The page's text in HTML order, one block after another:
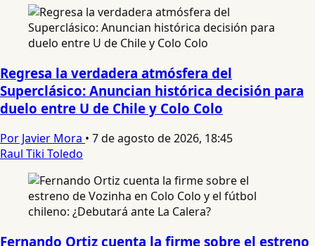
Regresa la verdadera atmósfera del
Superclásico: Anuncian histórica decisión para
duelo entre U de Chile y Colo Colo
Por Javier Mora • 7 de agosto de 2026, 18:45
Raul Tiki Toledo
Fernando Ortiz cuenta la firme sobre el estreno